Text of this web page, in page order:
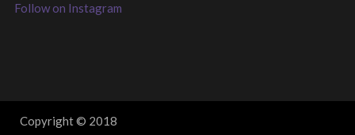
Follow on Instagram
Copyright © 2018